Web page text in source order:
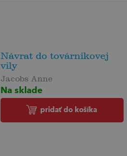
Návrat do továrnikovej
vily
Jacobs Anne
Na sklade
pridať do košíka